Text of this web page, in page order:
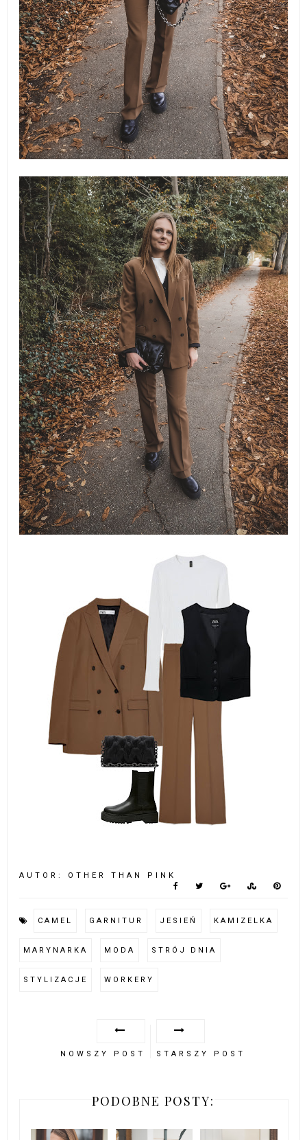
AUTOR: OTHER THAN PINK
CAMEL GARNITUR JESIEŃ KAMIZELKA
MARYNARKA MODA STRÓJ DNIA
STYLIZACJE WORKERY
NOWSZY POST STARSZY POST
PODOBNE POSTY: